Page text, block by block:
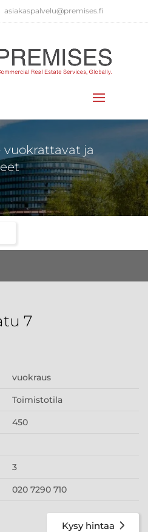
asiakaspalvelu@premises.fi
vuokrattavat ja
7
vuokraus
Toimistotila
450
3
020 7290 710
Kysy hintaa